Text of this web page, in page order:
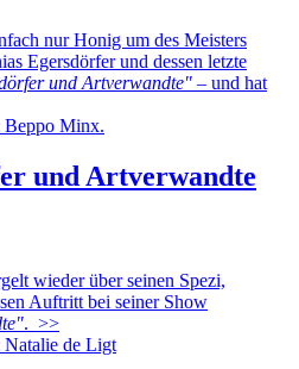
nur Honig um des Meisters
Egersdörfer und dessen letzte
und Artverwandte" – und hat
und Artverwandte
wieder über seinen Spezi,
Auftritt bei seiner Show
. >>